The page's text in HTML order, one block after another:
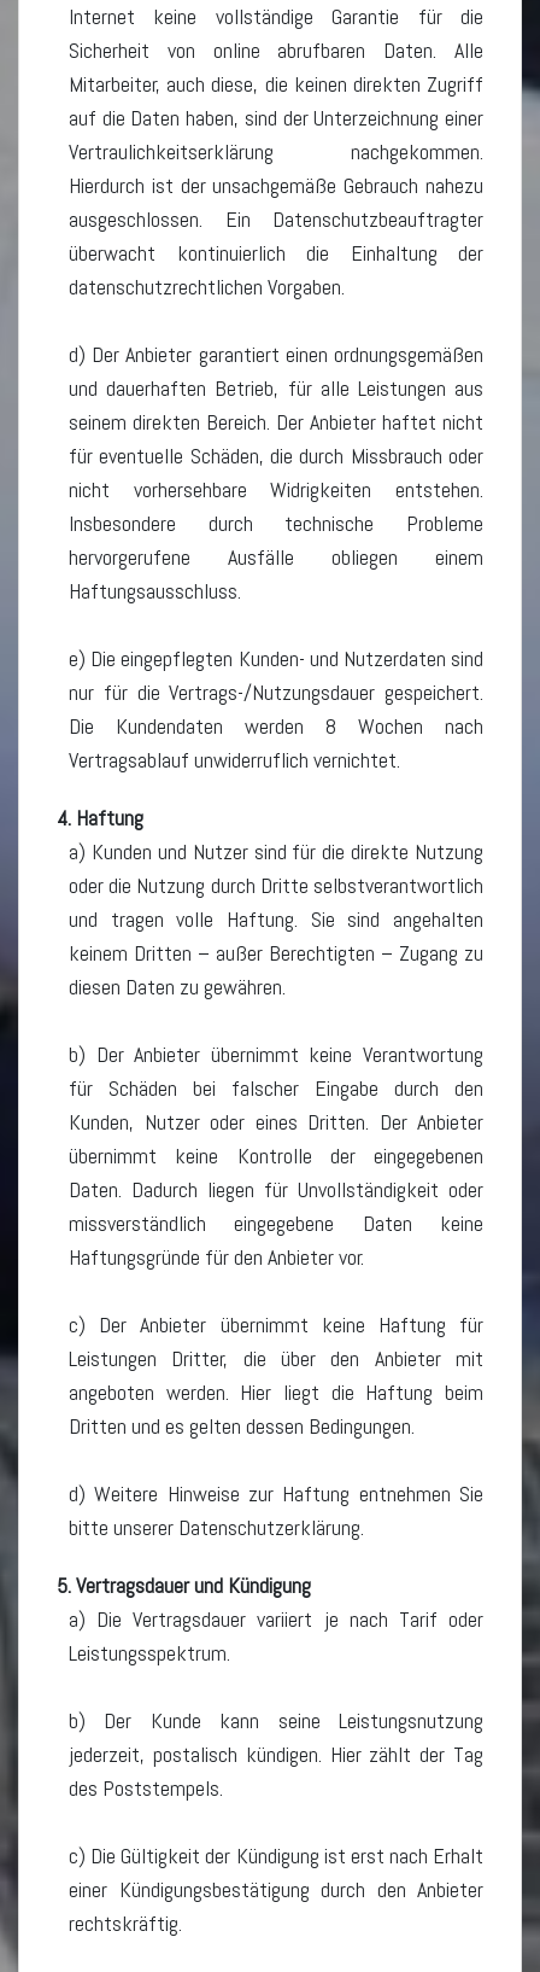
Internet keine vollständige Garantie für die
Sicherheit von online abrufbaren Daten. Alle
Mitarbeiter, auch diese, die keinen direkten Zugriff
auf die Daten haben, sind der Unterzeichnung einer
Vertraulichkeitserklärung nachgekommen.
Hierdurch ist der unsachgemäße Gebrauch nahezu
ausgeschlossen. Ein Datenschutzbeauftragter
überwacht kontinuierlich die Einhaltung der
datenschutzrechtlichen Vorgaben.
d) Der Anbieter garantiert einen ordnungsgemäßen
und dauerhaften Betrieb, für alle Leistungen aus
seinem direkten Bereich. Der Anbieter haftet nicht
für eventuelle Schäden, die durch Missbrauch oder
nicht vorhersehbare Widrigkeiten entstehen.
Insbesondere durch technische Probleme
hervorgerufene Ausfälle obliegen einem
Haftungsausschluss.
e) Die eingepflegten Kunden- und Nutzerdaten sind
nur für die Vertrags-/Nutzungsdauer gespeichert.
Die Kundendaten werden 8 Wochen nach
Vertragsablauf unwiderruflich vernichtet.
4. Haftung
a) Kunden und Nutzer sind für die direkte Nutzung
oder die Nutzung durch Dritte selbstverantwortlich
und tragen volle Haftung. Sie sind angehalten
keinem Dritten – außer Berechtigten – Zugang zu
diesen Daten zu gewähren.
b) Der Anbieter übernimmt keine Verantwortung
für Schäden bei falscher Eingabe durch den
Kunden, Nutzer oder eines Dritten. Der Anbieter
übernimmt keine Kontrolle der eingegebenen
Daten. Dadurch liegen für Unvollständigkeit oder
missverständlich eingegebene Daten keine
Haftungsgründe für den Anbieter vor.
c) Der Anbieter übernimmt keine Haftung für
Leistungen Dritter, die über den Anbieter mit
angeboten werden. Hier liegt die Haftung beim
Dritten und es gelten dessen Bedingungen.
d) Weitere Hinweise zur Haftung entnehmen Sie
bitte unserer Datenschutzerklärung.
5. Vertragsdauer und Kündigung
a) Die Vertragsdauer variiert je nach Tarif oder
Leistungsspektrum.
b) Der Kunde kann seine Leistungsnutzung
jederzeit, postalisch kündigen. Hier zählt der Tag
des Poststempels.
c) Die Gültigkeit der Kündigung ist erst nach Erhalt
einer Kündigungsbestätigung durch den Anbieter
rechtskräftig.